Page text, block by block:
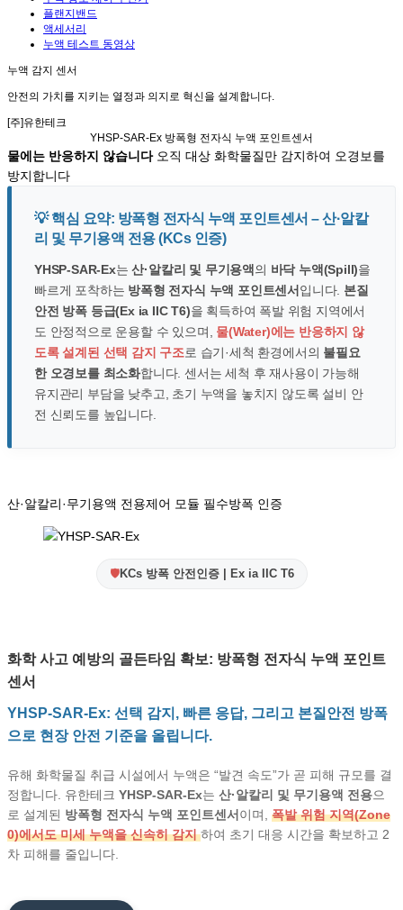
플랜지밴드
액세서리
누액 테스트 동영상
누액 감지 센서
안전의 가치 를 지키는 열정과 의지 로 혁신을 설계합니다.
[주]유한테크
YHSP-SAR-Ex 방폭형 전자식 누액 포인트센서
물에는 반응하지 않습니다오직 대상 화학물질만 감지하여 오경보를
방지합니다
💡 핵심 요약: 방폭형 전자식 누액 포인트센서 – 산·알칼
리 및 무기용액 전용 (KCs 인증)
YHSP-SAR-Ex는산·알칼리 및 무기용액의 바닥 누액(Spill)을
빠르게 포착하는 방폭형 전자식 누액 포인트센서 입니다. 본질
안전 방폭 등급(Ex ia IIC T6)을 획득하여 폭발 위험 지역에서
도 안정적으로 운용할 수 있으며, 물(Water)에는 반응하지 않
도록 설계된 선택 감지 구조로 습기·세척 환경에서의 불필요
한 오경보를 최소화합니다. 센서는 세척 후 재사용이 가능해
유지관리 부담을 낮추고, 초기 누액을 놓치지 않도록 설비 안
전 신뢰도를 높입니다.
산·알칼리·무기용액 전용제어 모듈 필수방폭 인증
🛡️KCs 방폭 안전인증 | Ex ia IIC T6
화학 사고 예방의 골든타임 확보: 방폭형 전자식 누액 포인트
센서
YHSP-SAR-Ex: 선택 감지, 빠른 응답, 그리고 본질안전 방폭
으로 현장 안전 기준을 올립니다.
유해 화학물질 취급 시설에서 누액은 “발견 속도”가 곧 피해 규모를 결
정합니다. 유한테크 YHSP-SAR-Ex는 산·알칼리 및 무기용액 전용으
로 설계된 방폭형 전자식 누액 포인트센서 이며, 폭발 위험 지역(Zone
0)에서도 미세 누액을 신속히 감지하여 초기 대응 시간을 확보하고 2
차 피해를 줄입니다.